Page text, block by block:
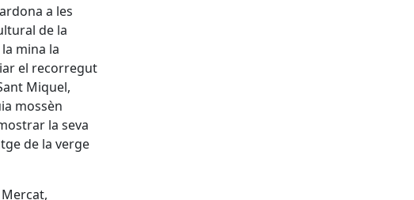
a les
de la
mina la
el recorregut
Miquel,
mossèn
la seva
de la verge